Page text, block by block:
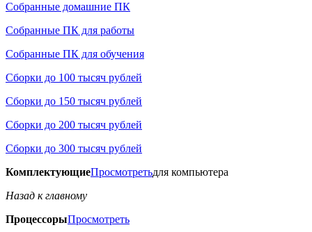
Собранные домашние ПК
Собранные ПК для работы
Собранные ПК для обучения
Сборки до 100 тысяч рублей
Сборки до 150 тысяч рублей
Сборки до 200 тысяч рублей
Сборки до 300 тысяч рублей
КомплектующиеПросмотретьдля компьютера
Назад к главному
ПроцессорыПросмотреть